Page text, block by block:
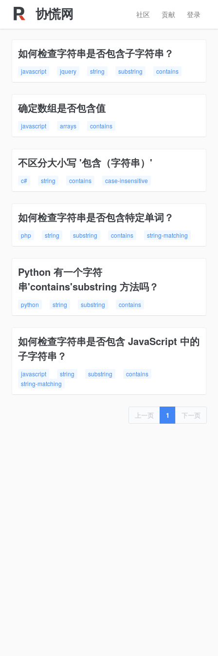
协慌网 登录
贡献
社区
如何检查字符串是否包含子字符串？
javascript jquery string substring contains
确定数组是否包含值
javascript arrays contains
不区分大小写 '包含（字符串）'
c# string contains case-insensitive
如何检查字符串是否包含特定单词？
php string substring contains string-matching
Python 有一个字符
串'contains'substring 方法吗？
python string substring contains
如何检查字符串是否包含 JavaScript 中的
子字符串？
javascript string substring
contains
string-matching
上一页 1 下一页